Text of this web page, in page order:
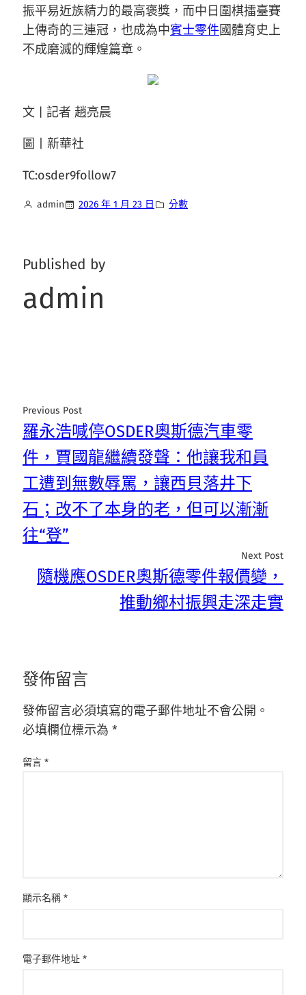
振平易近族精力的最高褒獎，而中日圍棋擂臺賽
上傳奇的三連冠，也成為中賓士零件國體育史上
不成磨滅的輝煌篇章。
文 | 記者 趙亮晨
圖丨新華社
TC:osder9follow7
admin 2026 年 1 月 23 日 分數
Published by
admin
Previous Post
羅永浩喊停OSDER奧斯德汽車零
件，賈國龍繼續發聲：他讓我和員
工遭到無數辱罵，讓西貝落井下
石；改不了本身的老，但可以漸漸
往“登”
Next Post
隨機應OSDER奧斯德零件報價變，
推動鄉村振興走深走實
發佈留言
發佈留言必須填寫的電子郵件地址不會公開。
必填欄位標示為 *
留言 *
顯示名稱 *
電子郵件地址 *